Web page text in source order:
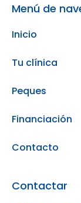
Menú de
Inicio
Tu clínica
Peques
Financiación
Contacto
Contactar